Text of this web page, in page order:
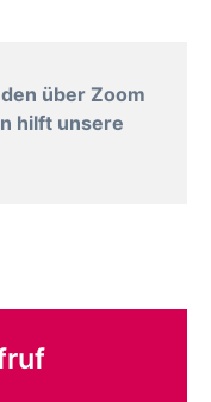
über Zoom
hilft unsere